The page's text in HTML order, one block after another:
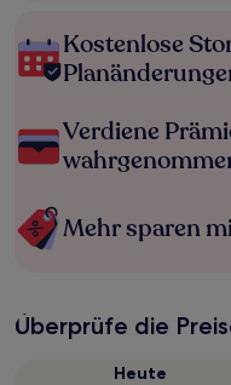
Kostenlose
Verdiene
Mehr sparen
Überprüfe die
Heute